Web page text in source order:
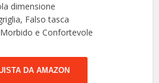
dimensione
Falso tasca
e Confortevole
DA AMAZON